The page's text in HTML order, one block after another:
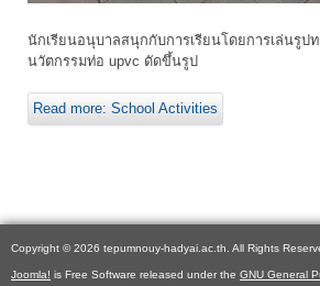
นักเรียนอนุบาลสนุกกับการเรียนโดยการเล่นรูป
นวัตกรรมท่อ upvc ดัดขึ้นรูป
Read more: School Activities
Copyright © 2026 tepumnouy-hadyai.ac.th. All Rights
Joomla! is Free Software released under the GNU General